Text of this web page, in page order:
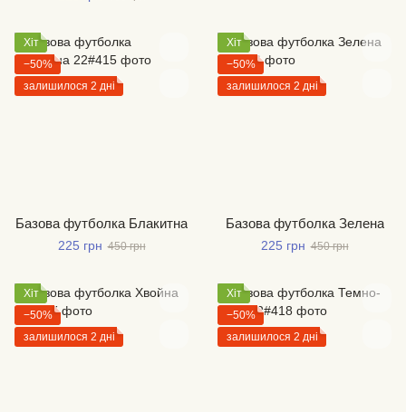
Хіт
−50%
залишилося 2 дні
Базова футболка Блакитна
225 грн 450 грн
Хіт
−50%
залишилося 2 дні
Базова футболка Зелена
225 грн 450 грн
Хіт
−50%
залишилося 2 дні
Хіт
−50%
залишилося 2 дні